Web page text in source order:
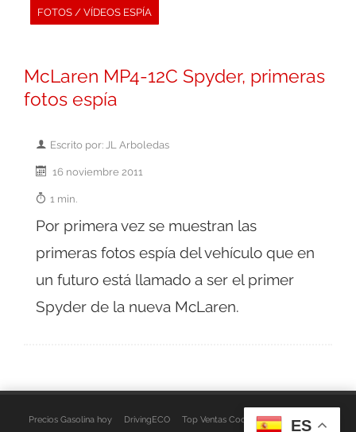
FOTOS / VÍDEOS ESPÍA
McLaren MP4-12C Spyder, primeras
fotos espía
Escrito por: JL Arboledas
16 noviembre 2011
1 min.
Por primera vez se muestran las
primeras fotos espía del vehículo que en
un futuro está llamado a ser el primer
Spyder de la nueva McLaren.
Precios Gasolina hoy DrivingECO Top Ventas Coches EspacioFurgo
ES